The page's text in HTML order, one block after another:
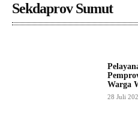
Sekdaprov Sumut
Warga
28 Juli